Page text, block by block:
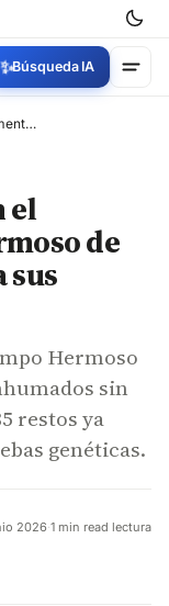
✨Búsqueda IA
Cuerpos inhumados en el cementerio Campo Hermoso de Bucaramanga buscan a sus parientes
el
de
sus
Hermoso
sin
restos ya
genéticas.
2026·1 min read lectura